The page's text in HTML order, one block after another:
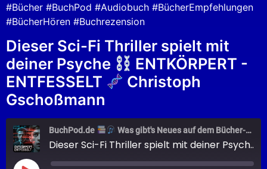
#Bücher #BuchPod #Audiobuch #BücherEmpfehlungen
#BücherHören #Buchrezension
Dieser Sci-Fi Thriller spielt mit
deiner Psyche
ENTKÖRPERT -
ENTFESSELT
Christoph
Gschoßmann
BuchPod.de Was gibt's Neues auf dem Bücher-Markt?
Dieser Sci-Fi Thriller spielt mit deiner Psyche